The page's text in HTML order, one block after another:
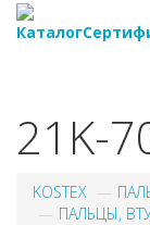
Каталог
21K-
KOSTEX
ПАЛЬЦЫ,